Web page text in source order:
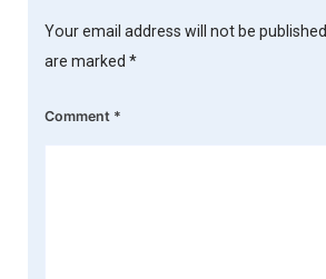
Your email address will not be published.
are marked *
Comment *